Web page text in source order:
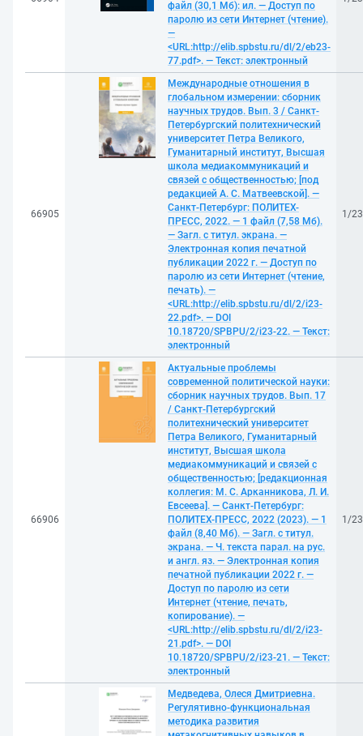
файл (30,1 Мб): ил. — Доступ по
паролю из сети Интернет (чтение).
—
<URL:http://elib.spbstu.ru/dl/2/eb23-
77.pdf>. — Текст: электронный
66905
Международные отношения в
глобальном измерении: сборник
научных трудов. Вып. 3 / Санкт-
Петербургский политехнический
университет Петра Великого,
Гуманитарный институт, Высшая
школа медиакоммуникаций и
связей с общественностью; [под
редакцией А. С. Матвеевской]. —
Санкт-Петербург: ПОЛИТЕХ-
ПРЕСС, 2022. — 1 файл (7,58 Мб).
— Загл. с титул. экрана. —
Электронная копия печатной
публикации 2022 г. — Доступ по
паролю из сети Интернет (чтение,
печать). —
<URL:http://elib.spbstu.ru/dl/2/i23-
22.pdf>. — DOI
10.18720/SPBPU/2/i23-22. — Текст:
электронный
1/
66906
Актуальные проблемы
современной политической науки:
сборник научных трудов. Вып. 17
/ Санкт-Петербургский
политехнический университет
Петра Великого, Гуманитарный
институт, Высшая школа
медиакоммуникаций и связей с
общественностью; [редакционная
коллегия: М. С. Арканникова, Л. И.
Евсеева]. — Санкт-Петербург:
ПОЛИТЕХ-ПРЕСС, 2022 (2023). — 1
файл (8,40 Мб). — Загл. с титул.
экрана. — Ч. текста парал. на рус.
и англ. яз. — Электронная копия
печатной публикации 2022 г. —
Доступ по паролю из сети
Интернет (чтение, печать,
копирование). —
<URL:http://elib.spbstu.ru/dl/2/i23-
21.pdf>. — DOI
10.18720/SPBPU/2/i23-21. — Текст:
электронный
1/
Медведева, Олеся Дмитриевна.
Регулятивно-функциональная
методика развития